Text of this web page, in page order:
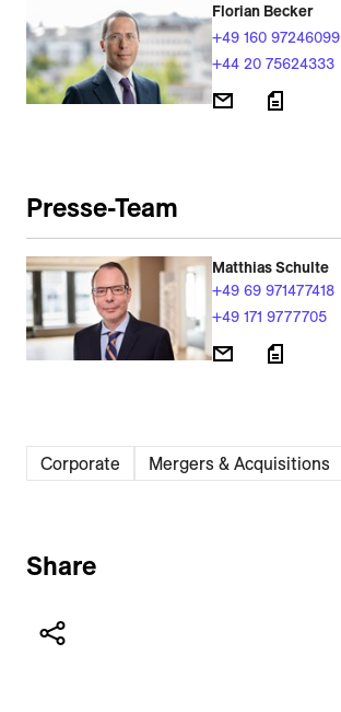
Florian Becker
+49 160 97246099
+44 20 75624333
Presse-Team
Matthias Schulte
+49 69 971477418
+49 171 9777705
Corporate Mergers & Acquisitions
Share